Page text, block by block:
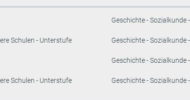
Geschichte - Sozialkunde
Schulen - Unterstufe Geschichte - Sozialkunde
Geschichte - Sozialkunde
Schulen - Unterstufe Geschichte - Sozialkunde